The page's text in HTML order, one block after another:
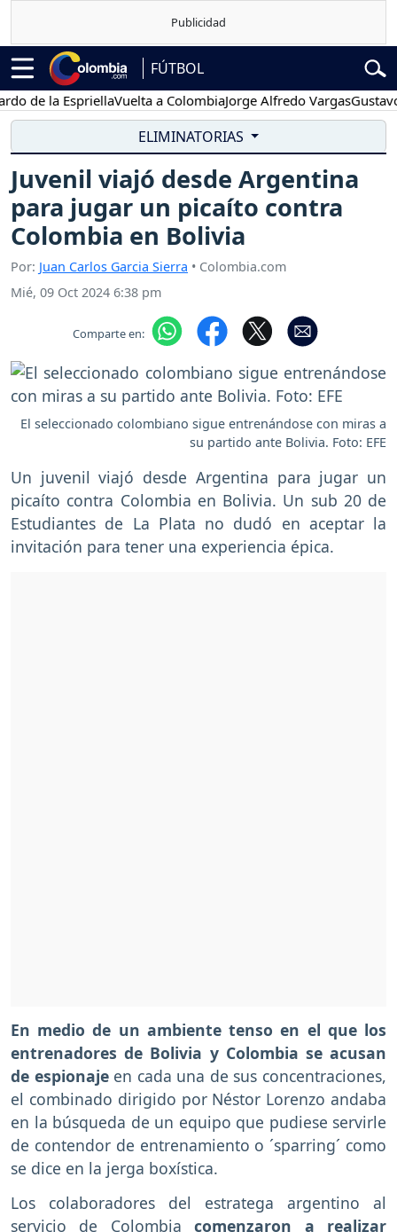
FÚTBOL
la EspriellaVuelta a ColombiaJorge Alfredo VargasGustavo
ELIMINATORIAS
Juvenil viajó desde Argentina
para jugar un picaíto contra
Colombia en Bolivia
Por: Juan Carlos Garcia Sierra • Colombia.com
Mié, 09 Oct 2024 6:38 pm
Comparte en:
El seleccionado colombiano sigue entrenándose con miras a
su partido ante Bolivia. Foto: EFE
Un juvenil viajó desde Argentina para jugar un
picaíto contra Colombia en Bolivia. Un sub 20 de
Estudiantes de La Plata no dudó en aceptar la
invitación para tener una experiencia épica.
En medio de un ambiente tenso en el que los
entrenadores de Bolivia y Colombia se acusan
de espionaje en cada una de sus concentraciones,
el combinado dirigido por Néstor Lorenzo andaba
en la búsqueda de un equipo que pudiese servirle
de contendor de entrenamiento o ´sparring´ como
se dice en la jerga boxística.
Los colaboradores del estratega argentino al
servicio de Colombia comenzaron a realizar